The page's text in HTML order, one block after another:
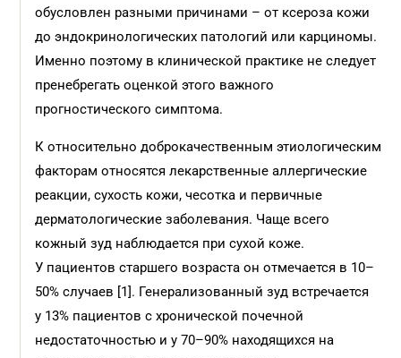
обусловлен разными причинами – от ксероза кожи
до эндокринологических патологий или карциномы.
Именно поэтому в клинической практике не следует
пренебрегать оценкой этого важного
прогностического симптома.
К относительно доброкачественным этиологическим
факторам относятся лекарственные аллергические
реакции, сухость кожи, чесотка и первичные
дерматологические заболевания. Чаще всего
кожный зуд наблюдается при сухой коже.
У пациентов старшего возраста он отмечается в 10–
50% случаев [1]. Генерализованный зуд встречается
у 13% пациентов с хронической почечной
недостаточностью и у 70–90% находящихся на